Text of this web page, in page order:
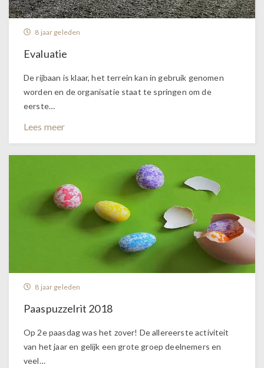
8 jaar geleden
Evaluatie
De rijbaan is klaar, het terrein kan in gebruik genomen
worden en de organisatie staat te springen om de
eerste…
Lees meer
8 jaar geleden
Paaspuzzelrit 2018
Op 2e paasdag was het zover! De allereerste activiteit
van het jaar en gelijk een grote groep deelnemers en
veel…